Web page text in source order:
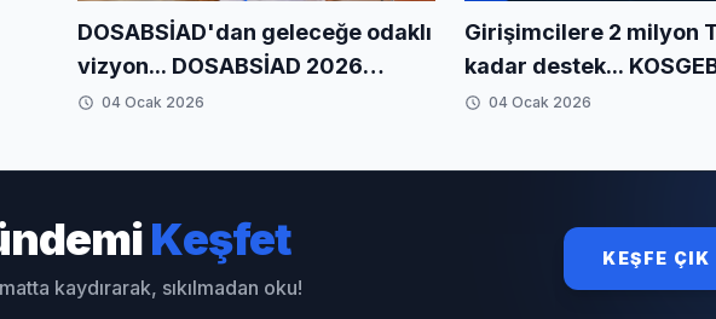
DOSABSİAD'dan geleceğe odaklı
vizyon... DOSABSİAD 2026
rotasını çizdi
04 Ocak 2026
Girişimcilere 2 milyon
kadar destek...
programı için son
04 Ocak 2026
Keşfet
kaydırarak, sıkılmadan oku!
KEŞFE ÇIK